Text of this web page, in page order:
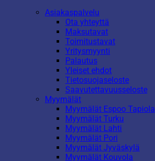
Asiakaspalvelu
Ota yhteyttä
Maksutavat
Toimitustavat
Yritysmyynti
Palautus
Yleiset ehdot
Tietosuojaseloste
Saavutettavuusseloste
Myymälät
Myymälät Espoo Tapiola
Myymälät Turku
Myymälät Lahti
Myymälät Pori
Myymälät Jyväskylä
Myymälät Kouvola